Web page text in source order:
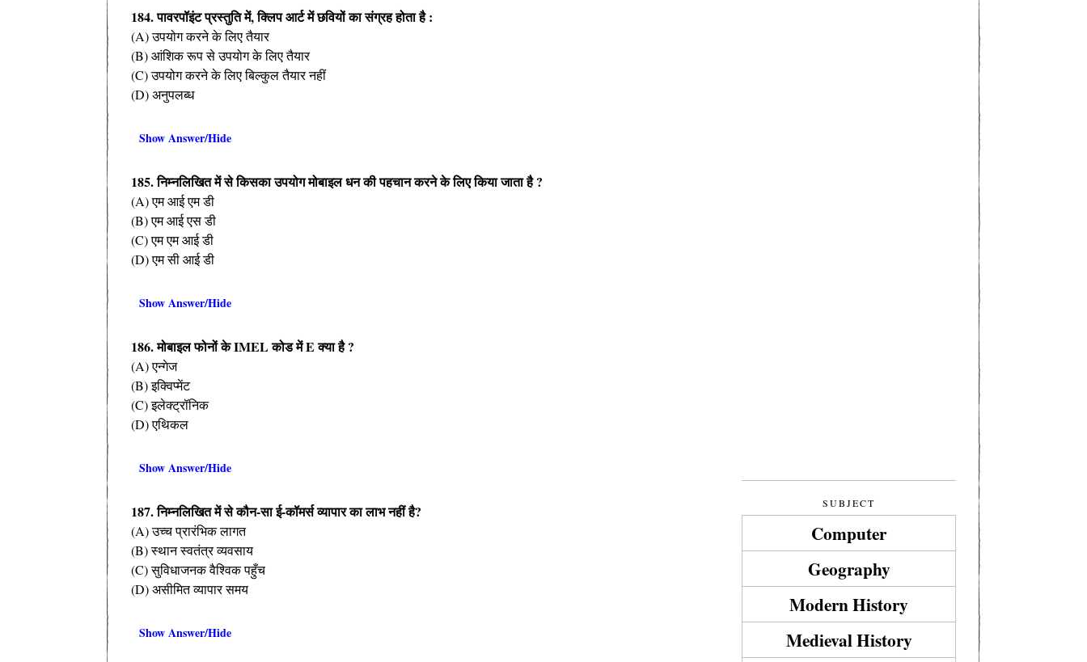
184. पावरपॉइंट प्रस्तुति में, क्लिप आर्ट में छवियों का संग्रह होता है :
(A) उपयोग करने के लिए तैयार
(B) आंशिक रूप से उपयोग के लिए तैयार
(C) उपयोग करने के लिए बिल्कुल तैयार नहीं
(D) अनुपलब्ध
Show Answer/Hide
185. निम्नलिखित में से किसका उपयोग मोबाइल धन की पहचान करने के लिए किया जाता है ?
(A) एम आई एम डी
(B) एम आई एस डी
(C) एम एम आई डी
(D) एम सी आई डी
Show Answer/Hide
186. मोबाइल फोनों के IMEL कोड में E क्या है ?
(A) एन्गेज
(B) इक्विप्मेंट
(C) इलेक्ट्रॉनिक
(D) एथिकल
Show Answer/Hide
187. निम्नलिखित में से कौन-सा ई-कॉमर्स व्यापार का लाभ नहीं है?
(A) उच्च प्रारंभिक लागत
(B) स्थान स्वतंत्र व्यवसाय
(C) सुविधाजनक वैश्विक पहुँच
(D) असीमित व्यापार समय
Show Answer/Hide
SUBJECT
Computer
Geography
Modern History
Medieval History